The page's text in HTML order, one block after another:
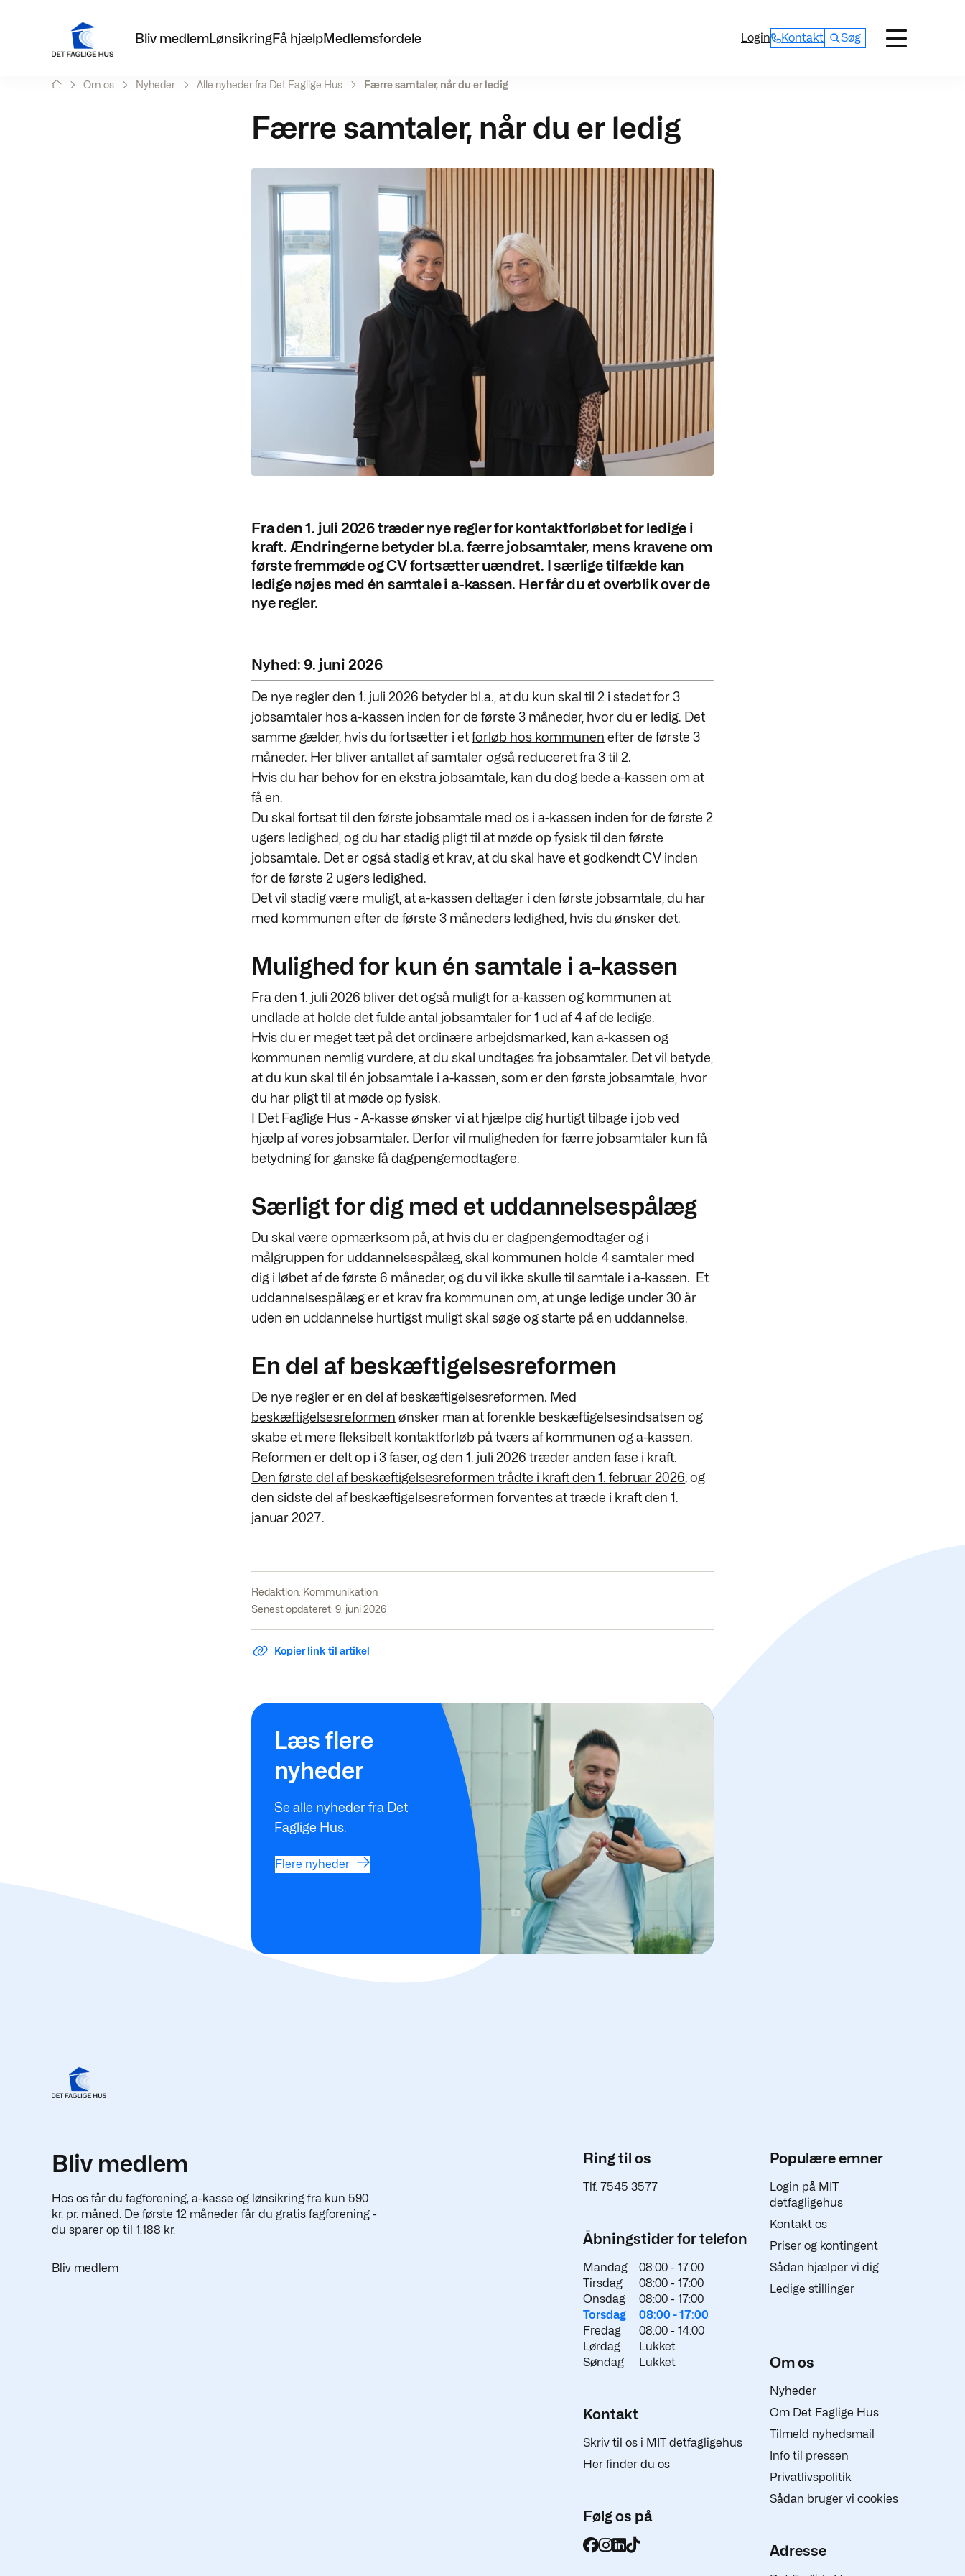
Bliv medlemLønsikringFå hjælpMedlemsfordele Login Kontakt Søg
Om os Nyheder Alle nyheder fra Det Faglige Hus Færre samtaler, når du er ledig
Færre samtaler, når du er ledig
Fra den 1. juli 2026 træder nye regler for kontaktforløbet for ledige i
kraft. Ændringerne betyder bl.a. færre jobsamtaler, mens kravene om
første fremmøde og CV fortsætter uændret. I særlige tilfælde kan
ledige nøjes med én samtale i a-kassen. Her får du et overblik over de
nye regler.
Nyhed: 9. juni 2026
De nye regler den 1. juli 2026 betyder bl.a., at du kun skal til 2 i stedet for 3
jobsamtaler hos a-kassen inden for de første 3 måneder, hvor du er ledig. Det
samme gælder, hvis du fortsætter i etforløb hos kommunen efter de første 3
måneder. Her bliver antallet af samtaler også reduceret fra 3 til 2.
Hvis du har behov for en ekstra jobsamtale, kan du dog bede a-kassen om at
få en.
Du skal fortsat til den første jobsamtale med os i a-kassen inden for de første 2
ugers ledighed, og du har stadig pligt til at møde op fysisk til den første
jobsamtale. Det er også stadig et krav, at du skal have et godkendt CV inden
for de første 2 ugers ledighed.
Det vil stadig være muligt, at a-kassen deltager i den første jobsamtale, du har
med kommunen efter de første 3 måneders ledighed, hvis du ønsker det.
Mulighed for kun én samtale i a-kassen
Fra den 1. juli 2026 bliver det også muligt for a-kassen og kommunen at
undlade at holde det fulde antal jobsamtaler for 1 ud af 4 af de ledige.
Hvis du er meget tæt på det ordinære arbejdsmarked, kan a-kassen og
kommunen nemlig vurdere, at du skal undtages fra jobsamtaler. Det vil betyde,
at du kun skal til én jobsamtale i a-kassen, som er den første jobsamtale, hvor
du har pligt til at møde op fysisk.
I Det Faglige Hus - A-kasse ønsker vi at hjælpe dig hurtigt tilbage i job ved
hjælp af vores jobsamtaler. Derfor vil muligheden for færre jobsamtaler kun få
betydning for ganske få dagpengemodtagere.
Særligt for dig med et uddannelsespålæg
Du skal være opmærksom på, at hvis du er dagpengemodtager og i
målgruppen for uddannelsespålæg, skal kommunen holde 4 samtaler med
dig i løbet af de første 6 måneder, og du vil ikke skulle til samtale i a-kassen. Et
uddannelsespålæg er et krav fra kommunen om, at unge ledige under 30 år
uden en uddannelse hurtigst muligt skal søge og starte på en uddannelse.
En del af beskæftigelsesreformen
De nye regler er en del af beskæftigelsesreformen. Med
beskæftigelsesreformen ønsker man at forenkle beskæftigelsesindsatsen og
skabe et mere fleksibelt kontaktforløb på tværs af kommunen og a-kassen.
Reformen er delt op i 3 faser, og den 1. juli 2026 træder anden fase i kraft.
Den første del af beskæftigelsesreformen trådte i kraft den 1. februar 2026 , og
den sidste del af beskæftigelsesreformen forventes at træde i kraft den 1.
januar 2027.
Redaktion: Kommunikation
Senest opdateret: 9. juni 2026
Kopier link til artikel
Læs flere
nyheder
Se alle nyheder fra Det
Faglige Hus.
Flere nyheder
Flere nyheder
Bliv medlem
Hos os får du fagforening, a-kasse og lønsikring fra kun 590
kr. pr. måned. De første 12 måneder får du gratis fagforening -
du sparer op til 1.188 kr.
Bliv medlem
Ring til os
Tlf. 7545 3577
Åbningstider for telefon
Mandag 08:00 - 17:00
Tirsdag
08:00 - 17:00
Onsdag
08:00 - 17:00
Torsdag
08:00 -17:00
Fredag
08:00 - 14:00
Lørdag
Lukket
Søndag
Lukket
Kontakt
Skriv til os i MIT detfagligehus
Her finder du os
Følg os på
Populære emner
Login på MIT
detfagligehus
Kontakt os
Priser og kontingent
Sådan hjælper vi dig
Ledige stillinger
Om os
Nyheder
Om Det Faglige Hus
Tilmeld nyhedsmail
Info til pressen
Privatlivspolitik
Sådan bruger vi cookies
Adresse